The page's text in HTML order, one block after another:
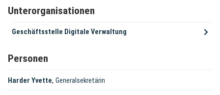
Unterorganisationen
Geschäftsstelle Digitale Verwaltung
Personen
Harder Yvette, Generalsekretärin